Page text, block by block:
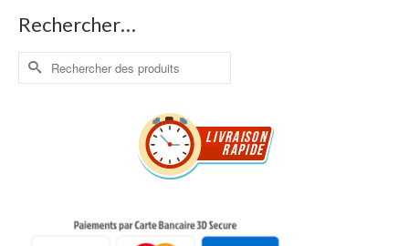
Rechercher…
Rechercher :